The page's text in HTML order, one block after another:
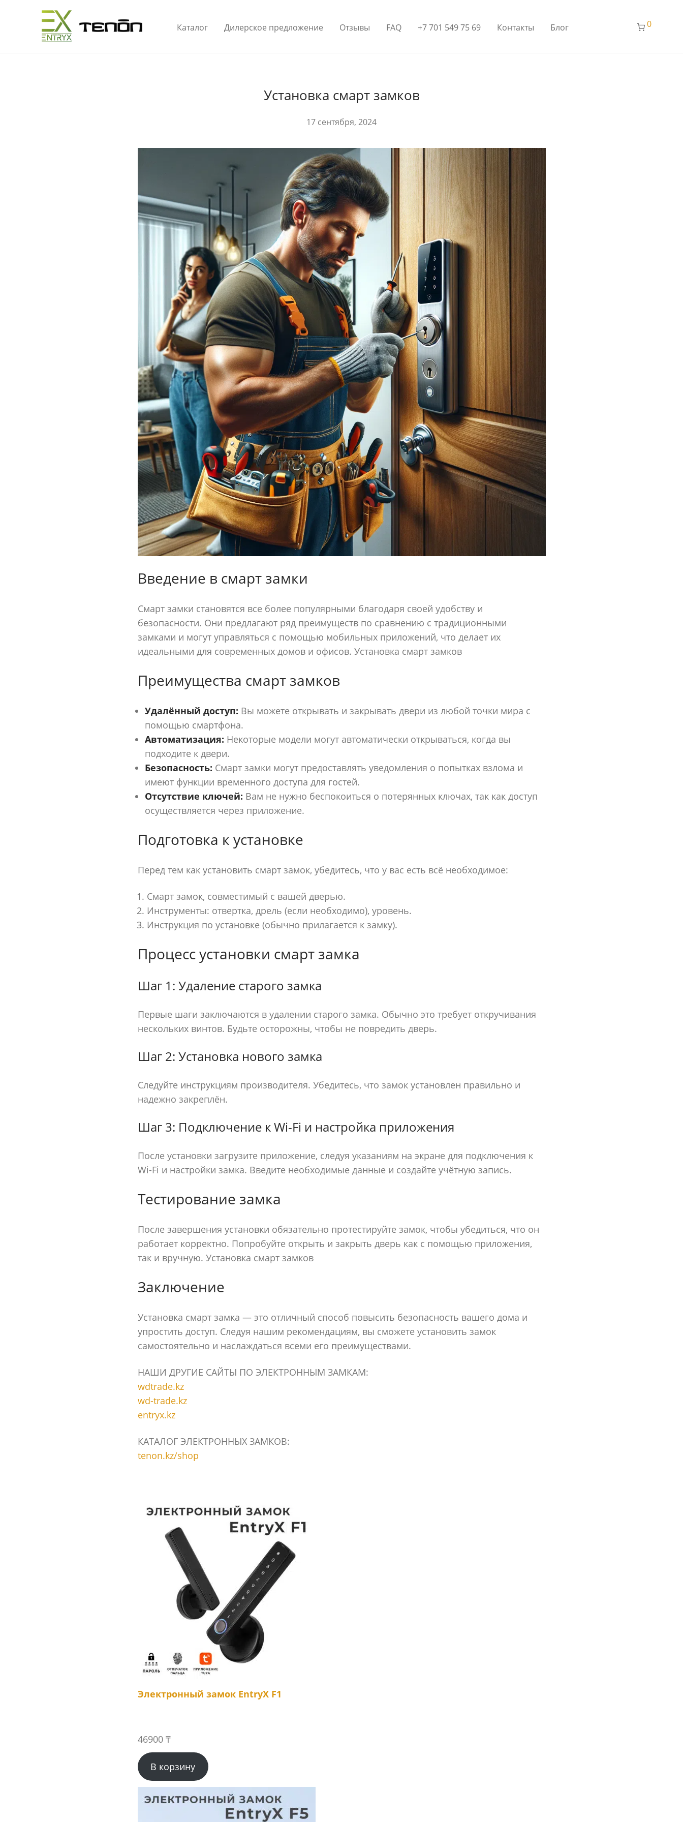
Каталог Дилерское предложение Отзывы FAQ +7 701 549 75 69 Контакты Блог 0
Установка смарт замков
17 сентября, 2024
Введение в смарт замки
Смарт замки становятся все более популярными благодаря своей удобству и
безопасности. Они предлагают ряд преимуществ по сравнению с традиционными
замками и могут управляться с помощью мобильных приложений, что делает их
идеальными для современных домов и офисов. Установка смарт замков
Преимущества смарт замков
Удалённый доступ: Вы можете открывать и закрывать двери из любой точки мира с
помощью смартфона.
Автоматизация: Некоторые модели могут автоматически открываться, когда вы
подходите к двери.
Безопасность: Смарт замки могут предоставлять уведомления о попытках взлома и
имеют функции временного доступа для гостей.
Отсутствие ключей: Вам не нужно беспокоиться о потерянных ключах, так как доступ
осуществляется через приложение.
Подготовка к установке
Перед тем как установить смарт замок, убедитесь, что у вас есть всё необходимое:
Смарт замок, совместимый с вашей дверью.
Инструменты: отвертка, дрель (если необходимо), уровень.
Инструкция по установке (обычно прилагается к замку).
Процесс установки смарт замка
Шаг 1: Удаление старого замка
Первые шаги заключаются в удалении старого замка. Обычно это требует откручивания
нескольких винтов. Будьте осторожны, чтобы не повредить дверь.
Шаг 2: Установка нового замка
Следуйте инструкциям производителя. Убедитесь, что замок установлен правильно и
надежно закреплён.
Шаг 3: Подключение к Wi-Fi и настройка приложения
После установки загрузите приложение, следуя указаниям на экране для подключения к
Wi-Fi и настройки замка. Введите необходимые данные и создайте учётную запись.
Тестирование замка
После завершения установки обязательно протестируйте замок, чтобы убедиться, что он
работает корректно. Попробуйте открыть и закрыть дверь как с помощью приложения,
так и вручную. Установка смарт замков
Заключение
Установка смарт замка — это отличный способ повысить безопасность вашего дома и
упростить доступ. Следуя нашим рекомендациям, вы сможете установить замок
самостоятельно и наслаждаться всеми его преимуществами.
НАШИ ДРУГИЕ САЙТЫ ПО ЭЛЕКТРОННЫМ ЗАМКАМ:
wdtrade.kz
wd-trade.kz
entryx.kz
КАТАЛОГ ЭЛЕКТРОННЫХ ЗАМКОВ:
tenon.kz/shop
Электронный замок EntryX F1
46900 ₸
В корзину